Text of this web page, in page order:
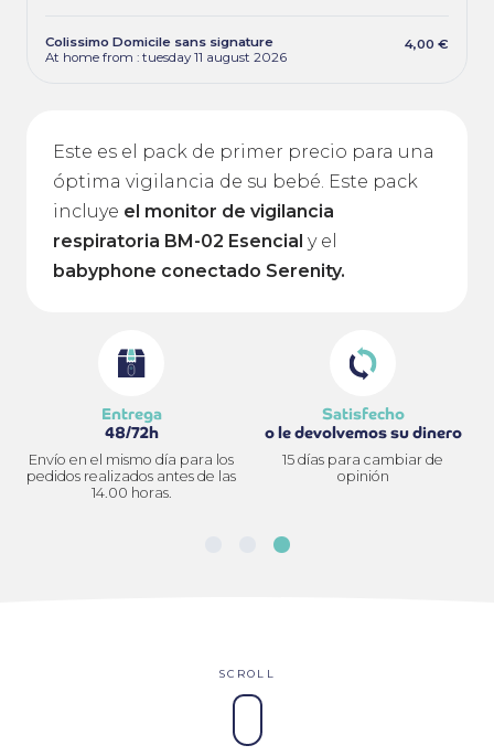
Colissimo Domicile sans signature
At home from : tuesday 11 august 2026
4,00 €
Este es el pack de primer precio para una
óptima vigilancia de su bebé. Este pack
incluye el monitor de vigilancia
respiratoria BM-02 Esencial y el
babyphone conectado Serenity.
Entrega
48/72h
Envío en el mismo día para los
pedidos realizados antes de las
14.00 horas.
Satisfecho
o le devolvemos su dinero
15 días para cambiar de
opinión